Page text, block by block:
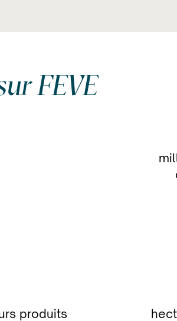
FEVE
produits